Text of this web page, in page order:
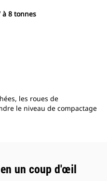
8 tonnes
les roues de
le niveau de compactage
un coup d'œil